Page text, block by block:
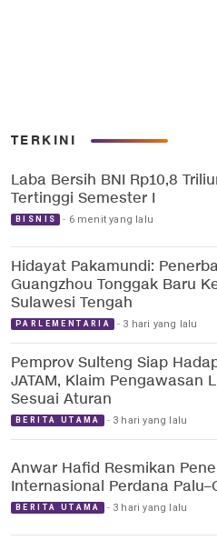
TERKINI
Laba Bersih BNI Rp10,8
Tertinggi Semester I
BISNIS 6 menit yang lalu
Hidayat Pakamundi:
Guangzhou Tonggak Baru
Sulawesi Tengah
PARLEMENTARIA 3 hari yang lalu
Pemprov Sulteng Siap
JATAM, Klaim Pengawasan
Sesuai Aturan
BERITA UTAMA 3 hari yang lalu
Anwar Hafid Resmikan
Internasional Perdana
BERITA UTAMA 3 hari yang lalu